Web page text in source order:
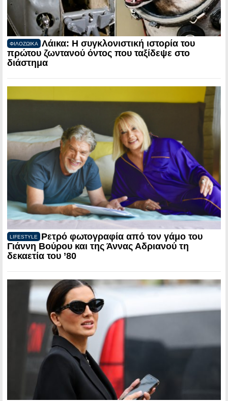
ΦΙΛΟΖΩΙΚΑ
Λάικα: Η συγκλονιστική ιστορία του
πρώτου ζωντανού όντος που ταξίδεψε στο
διάστημα
LIFESTYLE
Ρετρό φωτογραφία από τον γάμο του
Γιάννη Βούρου και της Άννας Αδριανού τη
δεκαετία του ’80